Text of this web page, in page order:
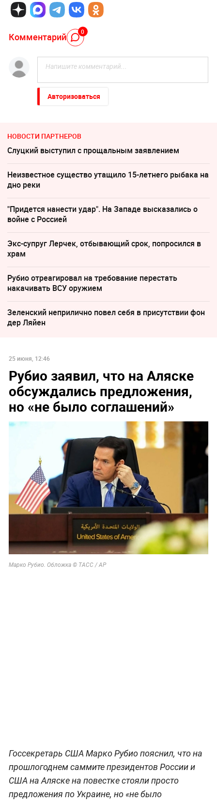
Комментарий 0
Авторизоваться
НОВОСТИ ПАРТНЕРОВ
Слуцкий выступил с прощальным заявлением
Неизвестное существо утащило 15-летнего рыбака на
дно реки
"Придется нанести удар". На Западе высказались о
войне с Россией
Экс-супруг Лерчек, отбывающий срок, попросился в
храм
Рубио отреагировал на требование перестать
накачивать ВСУ оружием
Зеленский неприлично повел cебя в присутствии фон
дер Ляйен
25 июня, 12:46
Рубио заявил, что на Аляске
обсуждались предложения,
но «не было соглашений»
Марко Рубио. Обложка © ТАСС / АР
Госсекретарь США Марко Рубио пояснил, что на
прошлогоднем саммите президентов России и
США на Аляске на повестке стояли просто
предложения по Украине, но «не было